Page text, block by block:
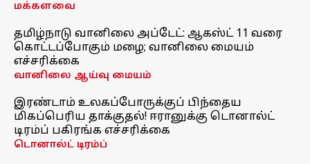
மக்களவை
தமிழ்நாடு வானிலை அப்டேட்: ஆகஸ்ட் 11 வரை
கொட்டப்போகும் மழை; வானிலை மையம்
எச்சரிக்கை
வானிலை ஆய்வு மையம்
இரண்டாம் உலகப்போருக்குப் பிந்தைய
மிகப்பெரிய தாக்குதல்! ஈரானுக்கு டொனால்ட்
டிரம்ப் பகிரங்க எச்சரிக்கை
டொனால்ட் டிரம்ப்